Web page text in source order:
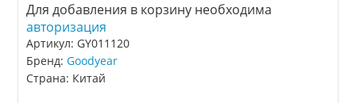
Для добавления в корзину необходима
авторизация
Артикул: GY011120
Бренд:Goodyear
Страна: Китай